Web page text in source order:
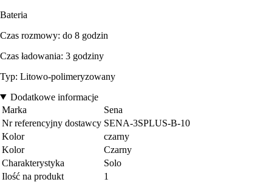
Bateria
Czas rozmowy: do 8 godzin
Czas ładowania: 3 godziny
Typ: Litowo-polimeryzowany
Dodatkowe informacje
Marka
Sena
Nr referencyjny dostawcy SENA-3SPLUS-B-10
Kolor
czarny
Kolor
Czarny
Charakterystyka
Solo
Ilość na produkt
1